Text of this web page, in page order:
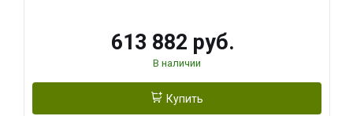
613 882 руб.
В наличии
Купить